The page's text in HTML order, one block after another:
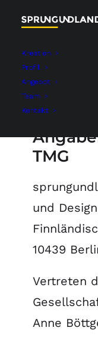
Kreation
Profil
Angebot
Team
Kontakt
TMG
und
10439
Vertreten
Anne